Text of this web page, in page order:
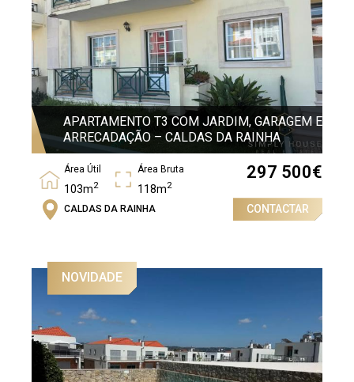
APARTAMENTO T3 COM JARDIM, GARAGEM E
ARRECADAÇÃO – CALDAS DA RAINHA
Área Útil
103m2
Área Bruta
118m2
Quartos
297 500€
CALDAS DA RAINHA CONTACTAR
NOVIDADE